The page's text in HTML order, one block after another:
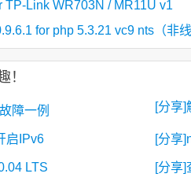
TP-Link WR703N / MR11U v1
for php 5.3.21 vc9 nts（非
！
障一例 [分享]
频播
启IPv6 [分享
LTS [分享]